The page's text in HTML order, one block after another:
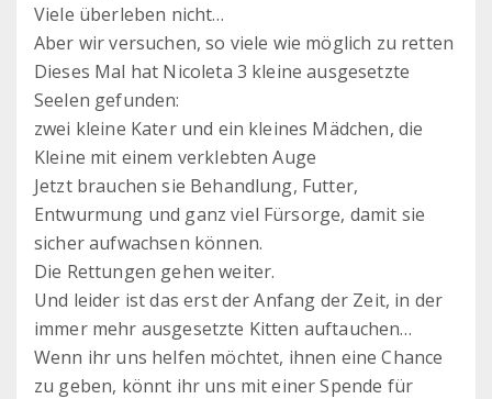
Viele überleben nicht…
Aber wir versuchen, so viele wie möglich zu retten
Dieses Mal hat Nicoleta 3 kleine ausgesetzte
Seelen gefunden:
zwei kleine Kater und ein kleines Mädchen, die
Kleine mit einem verklebten Auge
Jetzt brauchen sie Behandlung, Futter,
Entwurmung und ganz viel Fürsorge, damit sie
sicher aufwachsen können.
Die Rettungen gehen weiter.
Und leider ist das erst der Anfang der Zeit, in der
immer mehr ausgesetzte Kitten auftauchen…
Wenn ihr uns helfen möchtet, ihnen eine Chance
zu geben, könnt ihr uns mit einer Spende für